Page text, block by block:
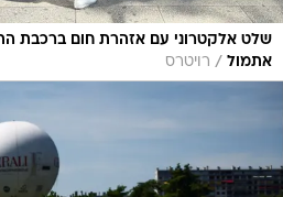
שלט אלקטרוני עם אזהרת חום ברכבת
אתמול / רויטרס